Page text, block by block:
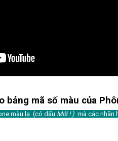
bảng mã số màu của
màu lạ (có dấu Mới ! ) mà các nhãn